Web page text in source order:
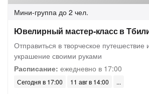
Мини-группа до 2 чел.
Ювелирный мастер-класс в
Отправиться в творческое путешествие
украшение своими руками
Расписание: ежедневно в 17:00
Сегодня в 17:00 11 авг в 14:00